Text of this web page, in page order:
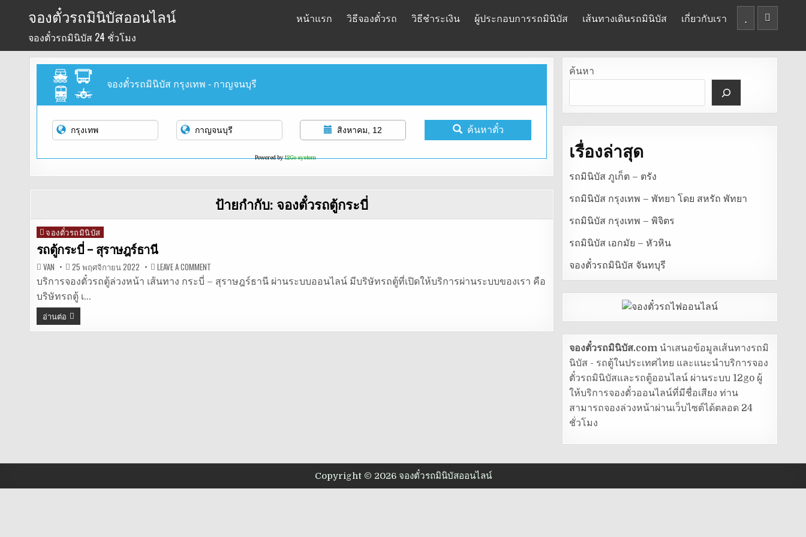
content
จองตั๋วรถมินิบัสออนไลน์
จองตั๋วรถมินิบัส 24 ชั่วโมง
หน้าแรก วิธีจองตั๋วรถ วิธีชำระเงิน ผู้ประกอบการรถมินิบัส เส้นทางเดินรถมินิบัส เกี่ยวกับเรา
จองตั๋วรถมินิบัส กรุงเทพ - กาญจนบุรี
สิงหาคม, 12 ค้นหาตั๋ว
Powered by12Go system
ป้ายกำกับ: จองตั๋วรถตู้กระบี่
Posted
in
จองตั๋วรถมินิบัส
รถตู้กระบี่ – สุราษฎร์ธานี
VAN 25 พฤศจิกายน 2022 LEAVE A COMMENTON
ตู้
กระบี่
บริการจองตั๋วรถตู้ล่วงหน้า เส้นทาง กระบี่ – สุราษฎร์ธานี ผ่านระบบออนไลน์ มีบริษัทรถตู้ที่เปิดให้บริการผ่านระบบของเรา คือ
บริษัทรถตู้ เ…
อ่านต่อ
ค้นหา
เรื่องล่าสุด
รถมินิบัส ภูเก็ต – ตรัง
รถมินิบัส กรุงเทพ – พัทยา โดย สหรัถ พัทยา
รถมินิบัส กรุงเทพ – พิจิตร
รถมินิบัส เอกมัย – หัวหิน
จองตั๋วรถมินิบัส จันทบุรี
จองตั๋วรถมินิบัส.comนำเสนอข้อมูลเส้นทางรถมิ
นิบัส - รถตู้ในประเทศไทย และแนะนำบริการจอง
ตั๋วรถมินิบัสและรถตู้ออนไลน์ ผ่านระบบ 12go ผู้
ให้บริการจองตั๋วออนไลน์ที่มีชื่อเสียง ท่าน
สามารถจองล่วงหน้าผ่านเว็บไซต์ได้ตลอด 24
ชั่วโมง
Copyright © 2026 จองตั๋วรถมินิบัสออนไลน์